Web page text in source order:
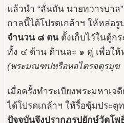
แล้วนำ “ลั่นถัน นายทวารบา
กาลนี้ได้โปรดเกล้าฯ ให้หล่อ
จำนวน ๘ ตนตั้งเก็บไว้ในตู้ก
ทั้ง ๔ ด้าน ด้านละ ๑ คู่ เพื่อใ
(พระมณฑปหรือหอไตรจตุรมุข
เมื่อครั้งทำระเบียงพระมหาเ
ได้โปรดเกล้าฯ ให้รื้อซุ้มประ
ปัจจุบันจึงปรากฏรูปยักษ์วัดโ